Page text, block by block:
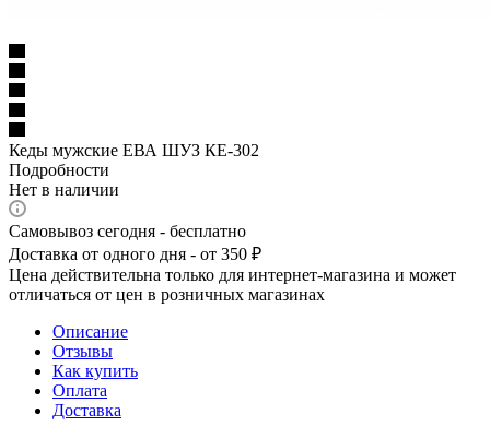
Кеды мужские ЕВА ШУЗ КЕ-302
Подробности
Нет в наличии
Самовывоз сегодня - бесплатно
Доставка от одного дня - от 350 ₽
Цена действительна только для интернет-магазина и может
отличаться от цен в розничных магазинах
Описание
Отзывы
Как купить
Оплата
Доставка